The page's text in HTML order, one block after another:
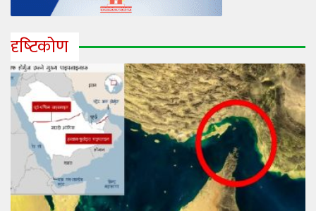
दृष्‍टिकोण